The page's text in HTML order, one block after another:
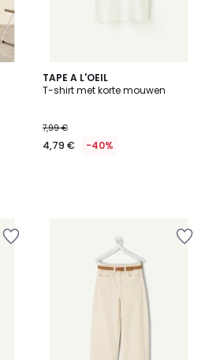
TAPE A L'OEIL
T-shirt met korte mouwen
7,99 €
4,79 € -40%